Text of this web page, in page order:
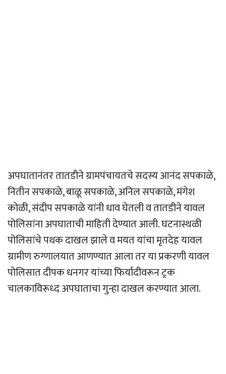
अपघातानंतर तातडीने ग्रामपंचायतचे सदस्य आनंद सपकाळे,
नितीन सपकाळे, बाळू सपकाळे, अनिल सपकाळे, मंगेश
कोळी, संदीप सपकाळे यांनी धाव घेतली व तातडीने यावल
पोलिसांना अपघाताची माहिती देण्यात आली. घटनास्थळी
पोलिसांचे पथक दाखल झाले व मयत यांचा मृतदेह यावल
ग्रामीण रुग्णालयात आणण्यात आला तर या प्रकरणी यावल
पोलिसात दीपक धनगर यांच्या फिर्यादीवरून ट्रक
चालकाविरूध्द अपघाताचा गुन्हा दाखल करण्यात आला.